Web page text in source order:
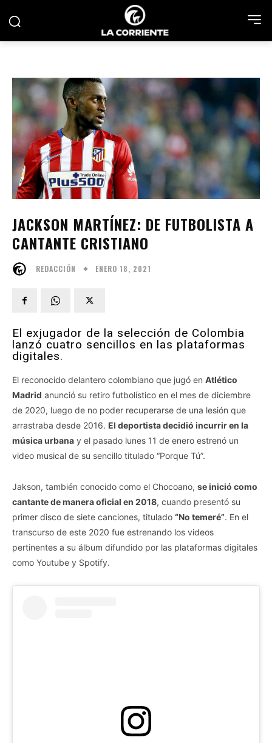
JACKSON MARTÍNEZ: DE FUTBOLISTA A
CANTANTE CRISTIANO
REDACCIÓN ENERO 18, 2021
El exjugador de la selección de Colombia
lanzó cuatro sencillos en las plataformas
digitales.
El reconocido delantero colombiano que jugó en Atlético
Madrid anunció su retiro futbolístico en el mes de diciembre
de 2020, luego de no poder recuperarse de una lesión que
arrastraba desde 2016. El deportista decidió incurrir en la
música urbana y el pasado lunes 11 de enero estrenó un
video musical de su sencillo titulado “Porque Tú”.
Jakson, también conocido como el Chocoano, se inició como
cantante de manera oficial en 2018, cuando presentó su
primer disco de siete canciones, titulado “No temeré”. En el
transcurso de este 2020 fue estrenando los videos
pertinentes a su álbum difundido por las plataformas digitales
como Youtube y Spotify.